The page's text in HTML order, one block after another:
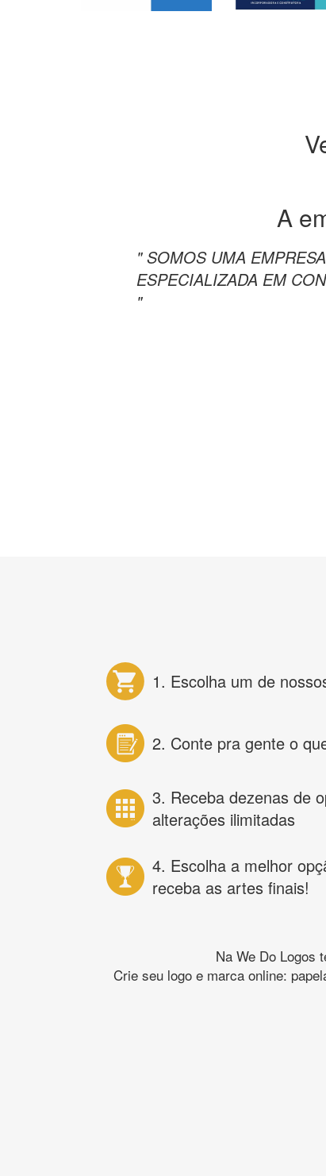
A
" SOMOS UMA
ESPECIALIZADA EM
"
1. Escolha um de
2. Conte pra gente o
3. Receba dezenas de
alterações ilimitadas
4. Escolha a melhor
receba as artes finais!
Na We Do Logos
Crie seu logo e marca online: